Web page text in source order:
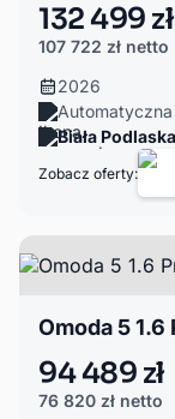
132 499 zł
107 722 zł netto
2026
Automatyczna
Biała
Zobacz oferty:
Omoda 5
94 489 zł
76 820 zł netto